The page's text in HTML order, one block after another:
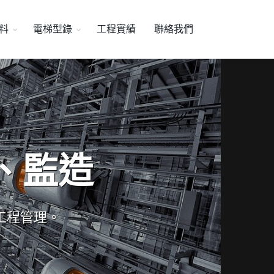
電梯型錄 工程實績 聯絡我們
監造
程管理。